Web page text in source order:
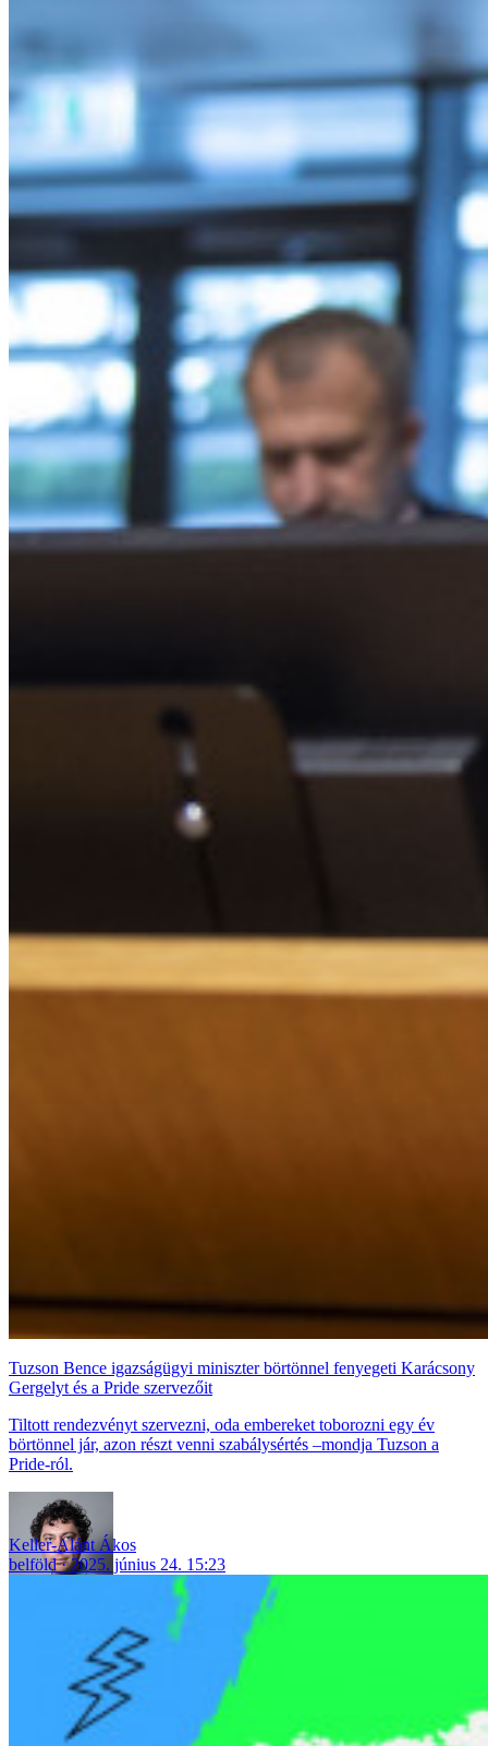
Tuzson Bence igazságügyi miniszter börtönnel fenyegeti Karácsony
Gergelyt és a Pride szervezőit
Tiltott rendezvényt szervezni, oda embereket toborozni egy év
börtönnel jár, azon részt venni szabálysértés –mondja Tuzson a
Pride-ról.
Keller-Alánt Ákos
belföld
2025. június 24. 15:23